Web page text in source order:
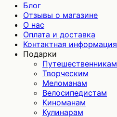
Блог
Отзывы о магазине
О нас
Оплата и доставка
Контактная информация
Подарки
Путешественникам
Творческим
Меломанам
Велосипедистам
Киноманам
Кулинарам